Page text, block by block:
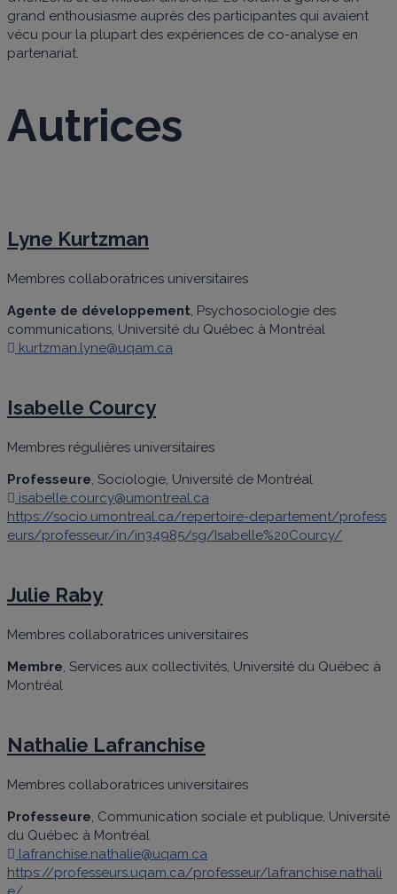
grand enthousiasme auprès des participantes qui avaient
vécu pour la plupart des expériences de co-analyse en
partenariat.
Autrices
Lyne Kurtzman
Membres collaboratrices universitaires
Agente de développement , Psychosociologie des
communications, Université du Québec à Montréal
kurtzman.lyne@uqam.ca
Isabelle Courcy
Membres régulières universitaires
Professeure , Sociologie, Université de Montréal
isabelle.courcy@umontreal.ca
https://socio.umontreal.ca/repertoire-departement/profess
eurs/professeur/in/in34985/sg/Isabelle%20Courcy/
Julie Raby
Membres collaboratrices universitaires
Membre , Services aux collectivités, Université du Québec à
Montréal
Nathalie Lafranchise
Membres collaboratrices universitaires
Professeure , Communication sociale et publique, Université
du Québec à Montréal
lafranchise.nathalie@uqam.ca
https://professeurs.uqam.ca/professeur/lafranchise.nathali